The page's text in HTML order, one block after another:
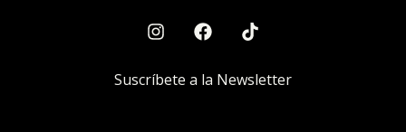
Suscríbete a la Newsletter